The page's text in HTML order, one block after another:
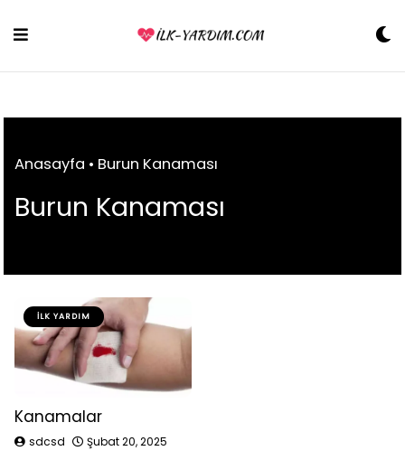
Anasayfa • Burun Kanaması
Burun Kanaması
İLK YARDIM
Kanamalar
sdcsd Şubat 20, 2025